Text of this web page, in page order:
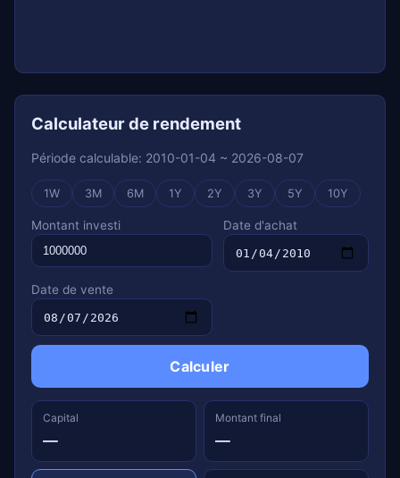
Calculateur de rendement
Période calculable: 2010-01-04 ~ 2026-08-07
1W 3M 6M 1Y 2Y 3Y 5Y 10Y
Montant investi Date d'achat
Date de vente
Calculer
Capital
—
Montant final
—